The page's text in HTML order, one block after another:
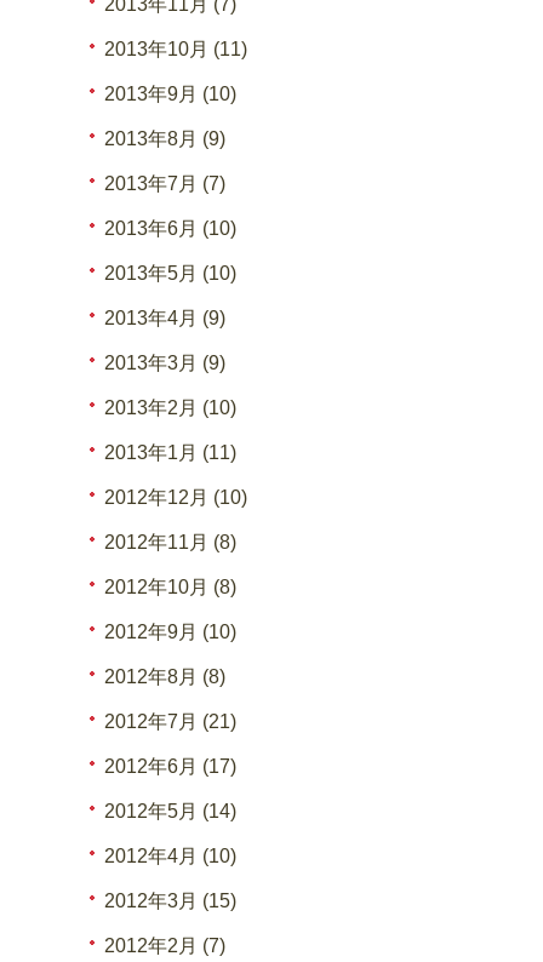
2013年11月 (7)
2013年10月 (11)
2013年9月 (10)
2013年8月 (9)
2013年7月 (7)
2013年6月 (10)
2013年5月 (10)
2013年4月 (9)
2013年3月 (9)
2013年2月 (10)
2013年1月 (11)
2012年12月 (10)
2012年11月 (8)
2012年10月 (8)
2012年9月 (10)
2012年8月 (8)
2012年7月 (21)
2012年6月 (17)
2012年5月 (14)
2012年4月 (10)
2012年3月 (15)
2012年2月 (7)